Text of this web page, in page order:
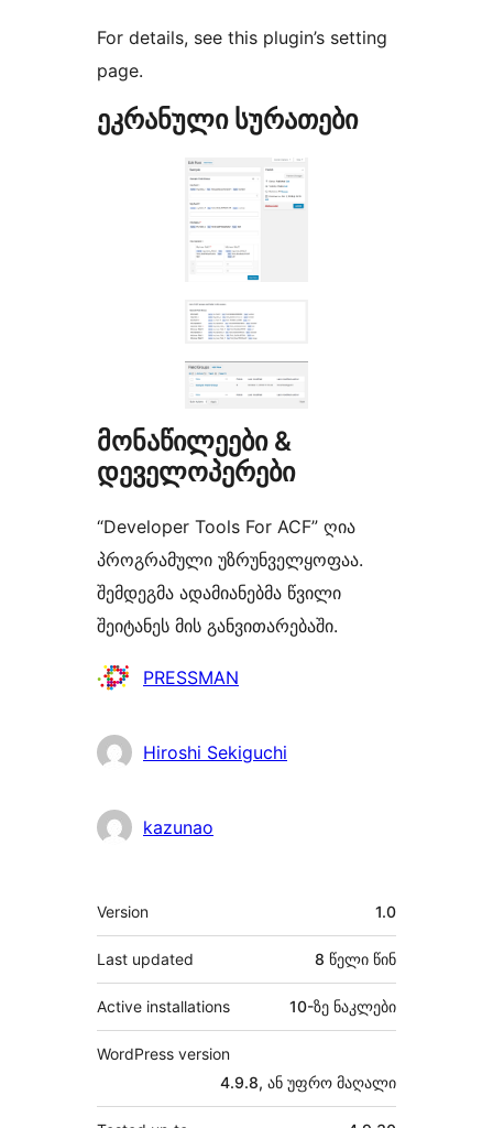
For details, see this plugin’s setting
page.
ეკრანული სურათები
მონაწილეები &
დეველოპერები
“Developer Tools For ACF” ღია
პროგრამული უზრუნველყოფაა.
შემდეგმა ადამიანებმა წვილი
შეიტანეს მის განვითარებაში.
მონაწილეები
PRESSMAN
Hiroshi Sekiguchi
kazunao
მეტა
Version 1.0
Last updated 8 წელი წინ
Active installations 10-ზე ნაკლები
WordPress version
4.9.8, ან უფრო მაღალი